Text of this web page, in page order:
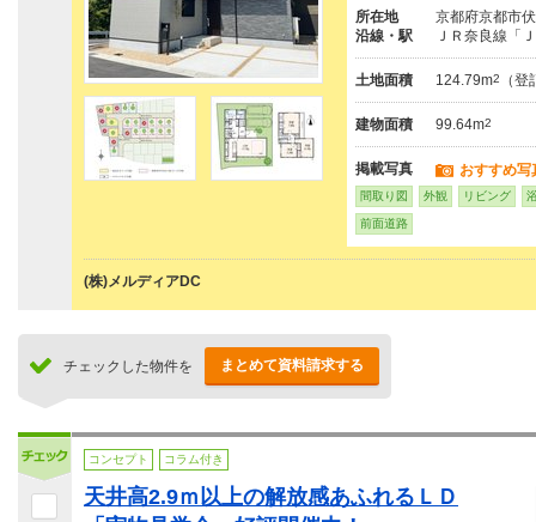
所在地
京都府京都市
沿線・駅
ＪＲ奈良線「
土地面積 124.79m2 （登
建物面積 99.64m2
掲載写真 おすすめ写
間取り図 外観 リビング
前面道路
(株)メルディアDC
チェックした物件を まとめて資料請求する
コンセプト コラム付き
天井高2.9ｍ以上の解放感あふれるＬＤ